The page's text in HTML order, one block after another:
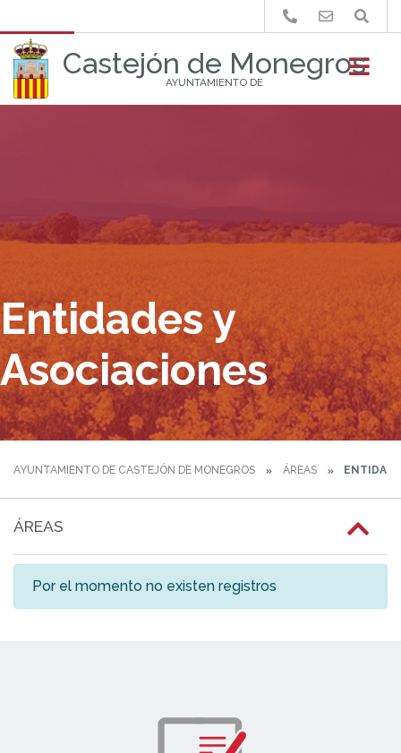
Castejón de Monegros
AYUNTAMIENTO DE
Buscar
Entidades y
Asociaciones
AYUNTAMIENTO DE CASTEJÓN DE MONEGROS ÁREAS
ÁREAS
Por el momento no existen registros